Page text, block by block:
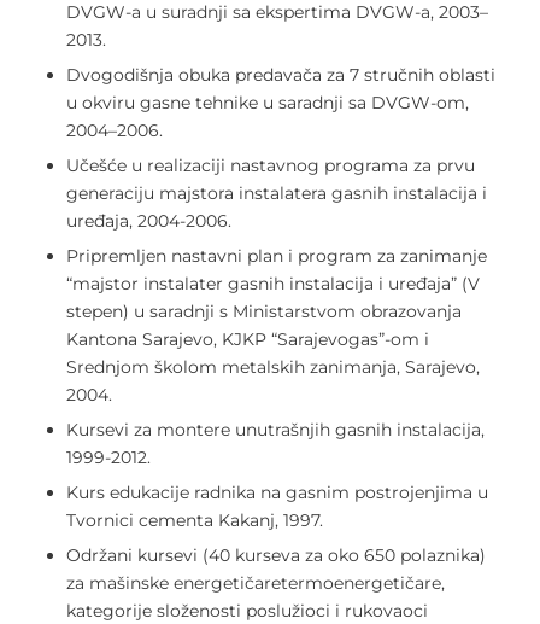
DVGW-a u suradnji sa ekspertima DVGW-a, 2003–
2013.
Dvogodišnja obuka predavača za 7 stručnih oblasti
u okviru gasne tehnike u saradnji sa DVGW-om,
2004–2006.
Učešće u realizaciji nastavnog programa za prvu
generaciju majstora instalatera gasnih instalacija i
uređaja, 2004-2006.
Pripremljen nastavni plan i program za zanimanje
“majstor instalater gasnih instalacija i uređaja” (V
stepen) u saradnji s Ministarstvom obrazovanja
Kantona Sarajevo, KJKP “Sarajevogas”-om i
Srednjom školom metalskih zanimanja, Sarajevo,
2004.
Kursevi za montere unutrašnjih gasnih instalacija,
1999-2012.
Kurs edukacije radnika na gasnim postrojenjima u
Tvornici cementa Kakanj, 1997.
Održani kursevi (40 kurseva za oko 650 polaznika)
za mašinske energetičaretermoenergetičare,
kategorije složenosti poslužioci i rukovaoci